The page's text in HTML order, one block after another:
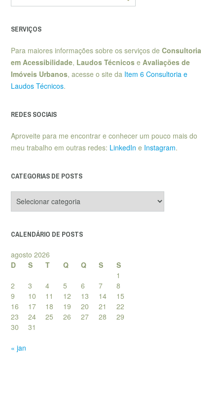
SERVIÇOS
Para maiores informações sobre os serviços de Consultoria
em Acessibilidade, Laudos Técnicos e Avaliações de
Imóveis Urbanos, acesse o site da Item 6 Consultoria e
Laudos Técnicos.
REDES SOCIAIS
Aproveite para me encontrar e conhecer um pouco mais do
meu trabalho em outras redes: LinkedIn e Instagram.
CATEGORIAS DE POSTS
de
CALENDÁRIO DE POSTS
agosto 2026
D
S T Q Q S
S
1
2
3 4 5 6 7
8
9
10 11 12 13 14
15
16
17 18 19 20 21
22
23
24 25 26 27 28
29
30
31
« jan